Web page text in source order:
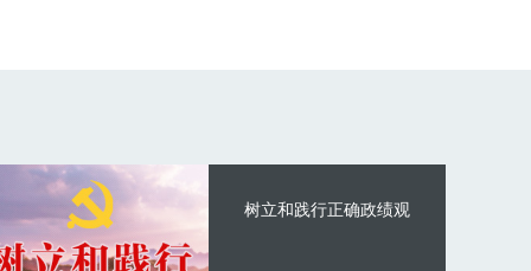
树立和践行正确政绩观